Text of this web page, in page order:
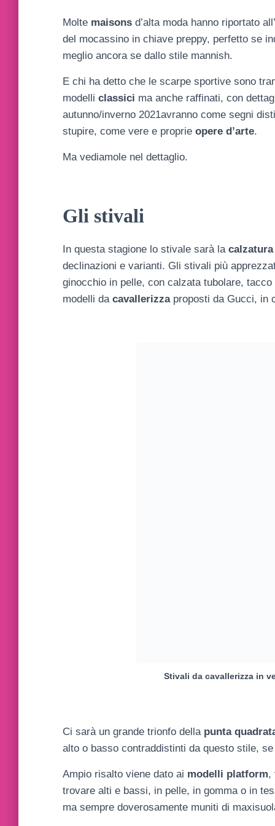
Molte maisons d’alta moda hanno riportato
del mocassino in chiave preppy, perfetto se
meglio ancora se dallo stile mannish.
E chi ha detto che le scarpe sportive sono
modelli classici ma anche raffinati, con
autunno/inverno 2021avranno come segni
stupire, come vere e proprie opere d’arte.
Ma vediamole nel dettaglio.
Gli stivali
In questa stagione lo stivale sarà la calzatura
declinazioni e varianti. Gli stivali più
ginocchio in pelle, con calzata tubolare,
modelli da cavallerizzaproposti da Gucci, in
Stivali da cavallerizza in
Ci sarà un grande trionfo della punta
alto o basso contraddistinti da questo stile, se
Ampio risalto viene dato ai modelli platform,
trovare alti e bassi, in pelle, in gomma o in
ma sempre doverosamente muniti di